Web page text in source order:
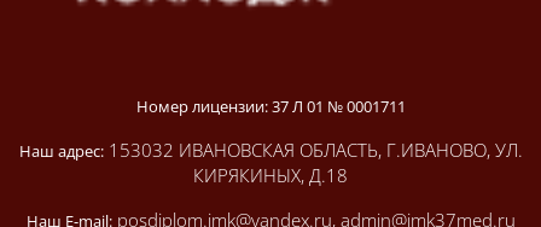
Номер лицензии: 37 Л 01 № 0001711
Наш адрес:153032 ИВАНОВСКАЯ ОБЛАСТЬ, Г.ИВАНОВО, УЛ.
КИРЯКИНЫХ, Д.18
Наш E-mail:posdiplom.imk@yandex.ru, admin@imk37med.ru